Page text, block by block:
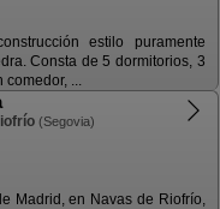
estilo puramente
Consta de 5 dormitorios, 3
comedor, ...
(Segovia)
Madrid, en Navas de Riofrío,